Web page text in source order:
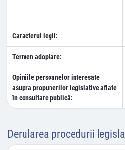
Caracterul legii:
Termen adoptare:
Opiniile persoanelor interesate
asupra propunerilor legislative aflate
în consultare publică:
Derularea procedurii